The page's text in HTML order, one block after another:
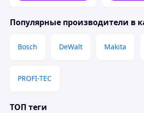
Популярные производители в
Bosch DeWalt Makita
PROFI-TEC
ТОП теги